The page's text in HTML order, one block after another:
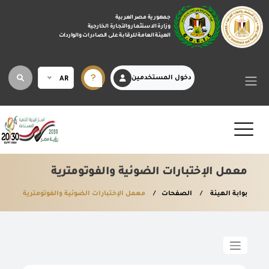
جمهورية مصر العربية
وزارة الاستثمار والتجارة الخارجية
الهيئة العامة للرقابة على الصادرات والواردات
دخول المستخدمين AR
معمل الإختبارات الضوئية والفوتومترية
بوابة الهيئة الصفحات معمل الإختبارات الضوئية والفوتومترية